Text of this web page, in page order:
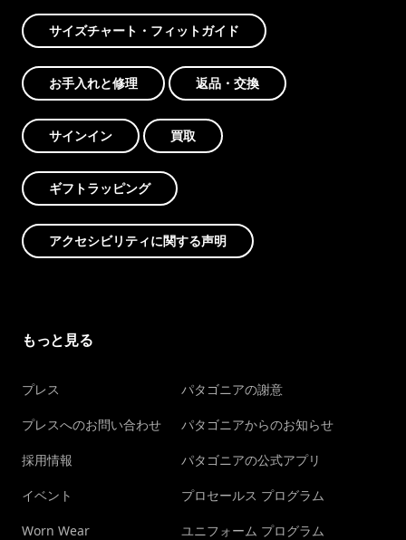
サイズチャート・フィットガイド
お手入れと修理 返品・交換
サインイン 買取
ギフトラッピング
アクセシビリティに関する声明
もっと見る
プレス
プレスへのお問い合わせ
採用情報
イベント
Worn Wear
パタゴニアの謝意
パタゴニアからのお知らせ
パタゴニアの公式アプリ
プロセールス プログラム
ユニフォーム プログラム